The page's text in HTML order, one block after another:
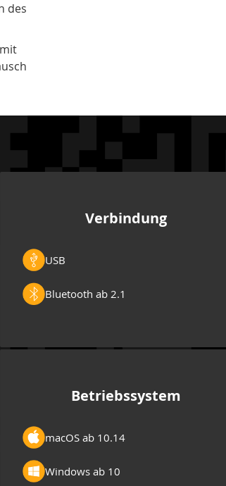
des
Verbindung
USB
Bluetooth ab 2.1
Betriebssystem
macOS ab 10.14
Windows ab 10